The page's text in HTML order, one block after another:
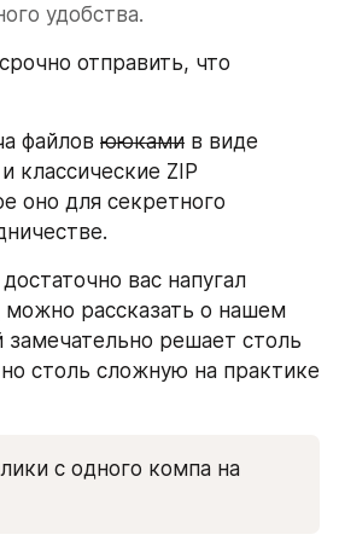
удобства.
отправить, что
файлов ююками в виде
классические ZIP
оно для секретного
вас напугал
можно рассказать о нашем
решает столь
столь сложную на практике
с одного компа на